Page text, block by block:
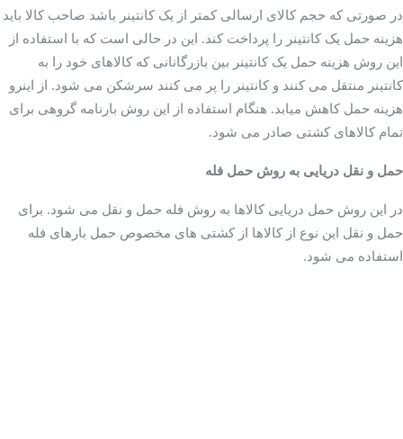
کشتی های یخچال دار یا
ریفری
در صورتی که حجم کالای ارسالی کمتر از یک کانتینر باشد صاحب کالا باید
هزینه حمل یک کانتینر را پرداخت کند. این در حالی است که با استفاده از
این روش هزینه حمل یک کانتینر بین بازرگانانی که کالاهای خود را به
کانتینر منتقل می کنند و کانتینر را پر می کنند سرشکن می شود. از اینرو
هزینه حمل کاهش میابد. هنگام استفاده از این روش بارنامه گروهی برای
تمام کالاهای کشتی صادر می شود.
حمل و نقل دریایی به روش حمل فله
در این روش حمل دریایی کالاها به روش فله حمل و نقل می شود. برای
حمل و نقل این نوع از کالاها از کشتی های مخصوص حمل بارهای فله
استفاده می شود.